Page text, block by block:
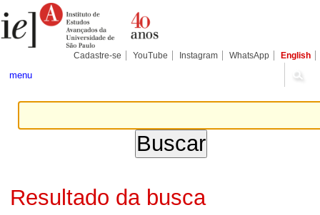
para
conteúdo.
Pessoais
Cadastre-se YouTube Instagram WhatsApp English
menu
Resultado da busca